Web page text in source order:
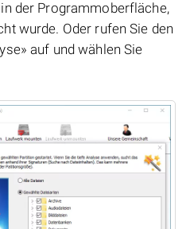
der Programmoberfläche,
wurde. Oder rufen Sie den
auf und wählen Sie